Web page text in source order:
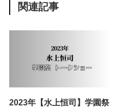
関連記事
2023年【水上恒司】学園祭